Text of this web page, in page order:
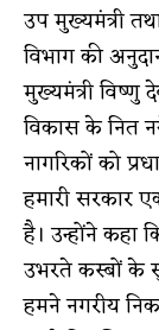
उप मुख्यमंत्री
विभाग की
मुख्यमंत्री
विकास के नित
नागरिकों को
हमारी सरकार
है। उन्होंने
उभरते कस्बों के
हमने नगरीय